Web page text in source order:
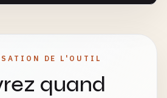
DE L'OUTIL
quand